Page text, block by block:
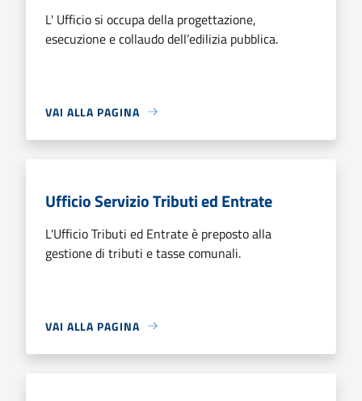
L' Ufficio si occupa della progettazione,
esecuzione e collaudo dell’edilizia pubblica.
VAI ALLA PAGINA
Ufficio Servizio Tributi ed Entrate
L'Ufficio Tributi ed Entrate è preposto alla
gestione di tributi e tasse comunali.
VAI ALLA PAGINA